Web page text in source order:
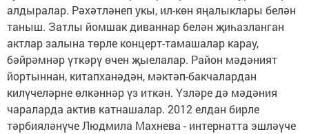
алдыралар. Рәхәтләнеп укы, ил-көн яңалыклары белән
таныш. Затлы йомшак диваннар белән җиһазланган
актлар залына төрле концерт-тамашалар карау,
бәйрәмнәр үткәрү өчен җыелалар. Район мәдәният
йортыннан, китапханәдән, мәктәп-бакчалардан
килүчеләрне өлкәннәр үз иткән. Үзләре дә мәдәния
чараларда актив катнашалар. 2012 елдан бирле
тәрбияләнүче Людмила Махнева - интернатта эшләүче